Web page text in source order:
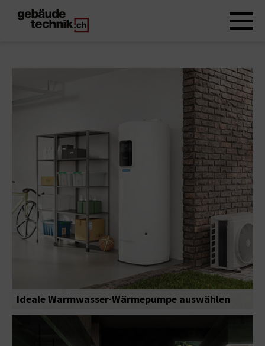
Ideale Warmwasser-Wärmepumpe auswählen